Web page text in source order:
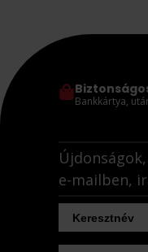
Bankkártya,
e-mailben,